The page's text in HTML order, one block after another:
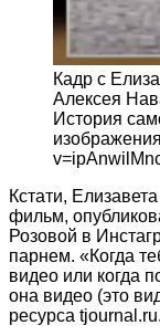
Кадр с
Алексея
История
Кстати,
фильм,
Розовой в
парнем. «Когда
видео или когда
она видео (это
ресурса